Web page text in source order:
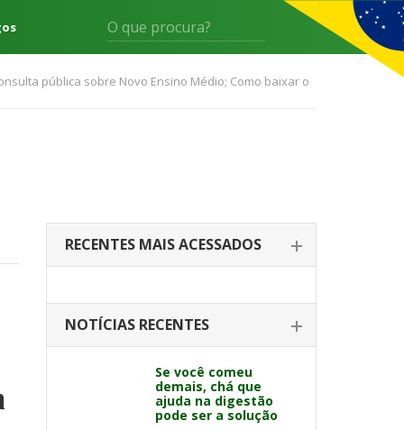
pública sobre Novo Ensino Médio; Como baixar o
RECENTES MAIS ACESSADOS
NOTÍCIAS RECENTES
Se você comeu
demais, chá que
ajuda na digestão
pode ser a solução